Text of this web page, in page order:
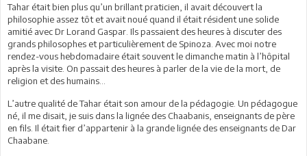
Tahar était bien plus qu’un brillant praticien, il avait découvert la
philosophie assez tôt et avait noué quand il était résident une solide
amitié avec Dr Lorand Gaspar. Ils passaient des heures à discuter des
grands philosophes et particulièrement de Spinoza. Avec moi notre
rendez-vous hebdomadaire était souvent le dimanche matin à l’hôpital
après la visite. On passait des heures à parler de la vie de la mort, de
religion et des humains…
L’autre qualité de Tahar était son amour de la pédagogie. Un pédagogue
né, il me disait, je suis dans la lignée des Chaabanis, enseignants de père
en fils. Il était fier d’appartenir à la grande lignée des enseignants de Dar
Chaabane.